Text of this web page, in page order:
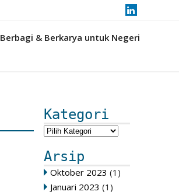
Berbagi & Berkarya untuk Negeri
Kategori
Arsip
Oktober 2023 (1)
Januari 2023 (1)